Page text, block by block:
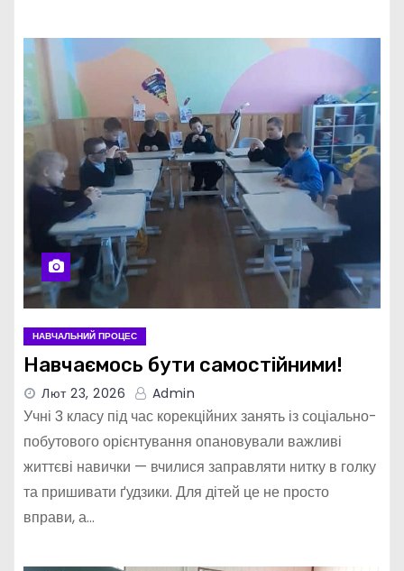
НАВЧАЛЬНИЙ ПРОЦЕС
Навчаємось бути самостійними!
Лют 23, 2026 Admin
Учні 3 класу під час корекційних занять із соціально-
побутового орієнтування опановували важливі
життєві навички — вчилися заправляти нитку в голку
та пришивати ґудзики. Для дітей це не просто
вправи, а…